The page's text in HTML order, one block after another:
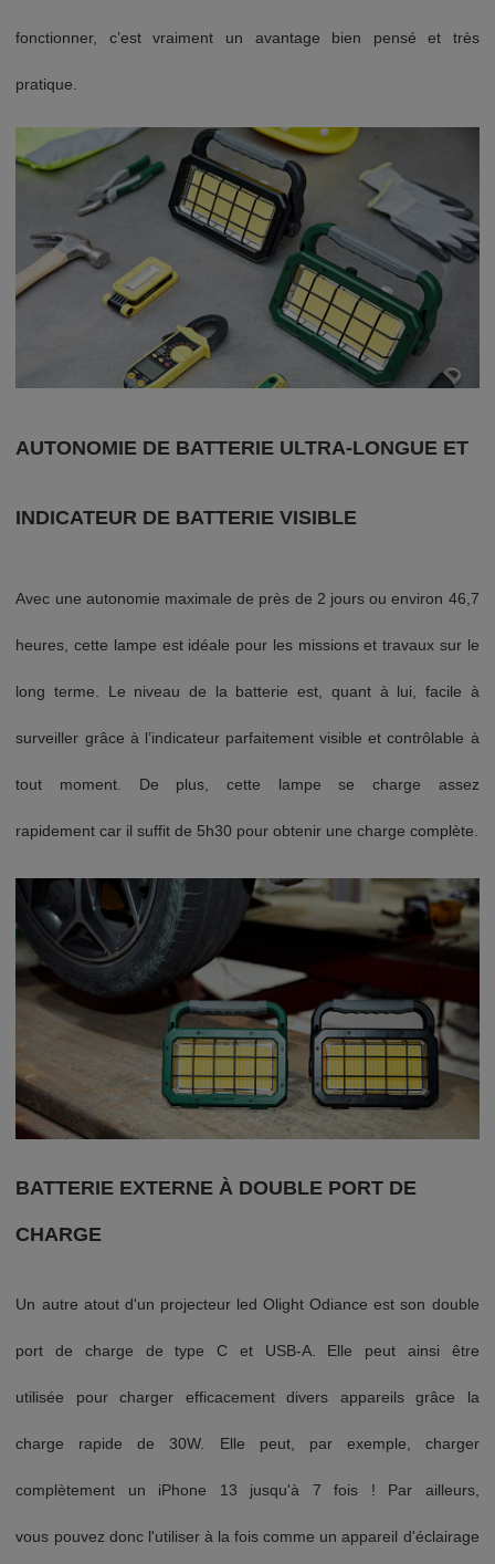
fonctionner, c’est vraiment un avantage bien pensé et très
pratique.
AUTONOMIE DE BATTERIE ULTRA-LONGUE ET
INDICATEUR DE BATTERIE VISIBLE
Avec une autonomie maximale de près de 2 jours ou environ 46,7
heures, cette lampe est idéale pour les missions et travaux sur le
long terme. Le niveau de la batterie est, quant à lui, facile à
surveiller grâce à l’indicateur parfaitement visible et contrôlable à
tout moment. De plus, cette lampe se charge assez
rapidement car il suffit de 5h30 pour obtenir une charge complète.
BATTERIE EXTERNE À DOUBLE PORT DE
CHARGE
Un autre atout d'un projecteur led Olight Odiance est son double
port de charge de type C et USB-A. Elle peut ainsi être
utilisée pour charger efficacement divers appareils grâce la
charge rapide de 30W. Elle peut, par exemple, charger
complètement un iPhone 13 jusqu'à 7 fois ! Par ailleurs,
vous pouvez donc l'utiliser à la fois comme un appareil d'éclairage